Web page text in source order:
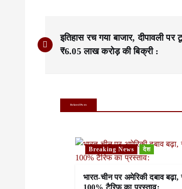
o
इतिहास रच गया बाजार, दीपावली पर
₹6.05 लाख करोड़ की बिक्री :
Related Posts
Breaking News देश
भारत-चीन पर अमेरिकी दबाव
100% टैरिफ का प्रस्ताव: